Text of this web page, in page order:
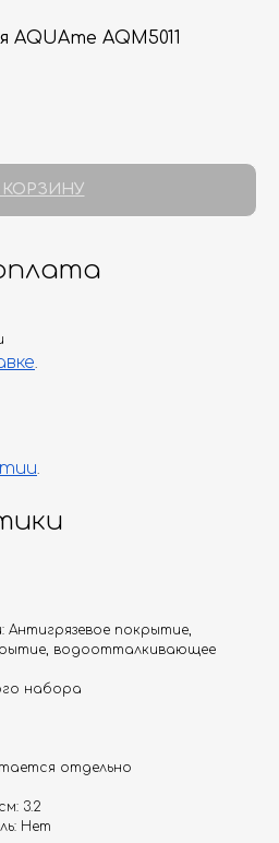
AQM5011
КОРЗИНУ
.
.
Антигрязевое покрытие,
водоотталкивающее
набора
отдельно
3.2
Нет
и оплата
19к1